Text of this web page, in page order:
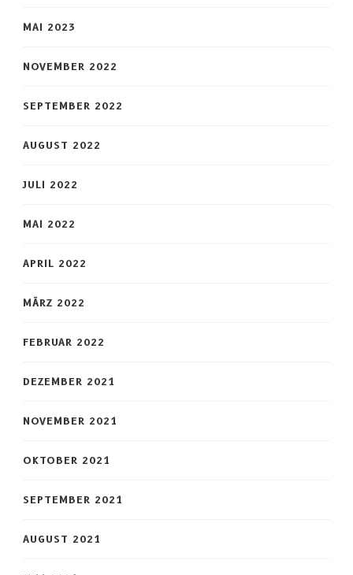
MAI 2023
NOVEMBER 2022
SEPTEMBER 2022
AUGUST 2022
JULI 2022
MAI 2022
APRIL 2022
MÄRZ 2022
FEBRUAR 2022
DEZEMBER 2021
NOVEMBER 2021
OKTOBER 2021
SEPTEMBER 2021
AUGUST 2021